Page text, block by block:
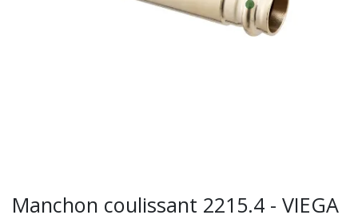
Manchon coulissant 2215.4 - VIEGA